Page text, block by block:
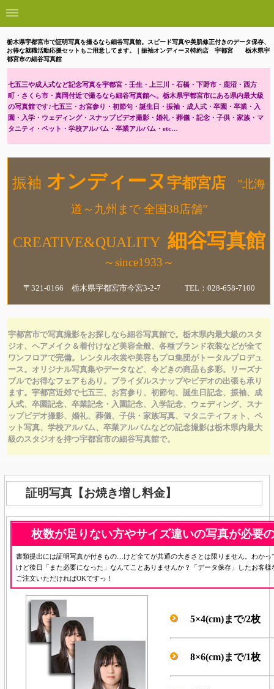
栃木県宇都宮市で証明写真を撮るなら細谷写真館。スピード写真や美肌修正付きのデータ保存、
お得な就職活動応援セットもご用意してます。｜振袖オンディーヌ特約店 宇都宮 栃木県宇
都宮市の細谷写真館
七五三や成人式など記念写真を宇都宮・壬生・上三川・石橋・下野市・鹿沼・西方
町・さくら市・真岡付近で撮るなら細谷写真館へ。栃木県宇都宮市にある県内最大級
の写真館です♪七五三・お宮参り・初節句・誕生日・振袖・成人式・卒園・卒業・入
園・入学・ウェディング・スナップビデオ撮影・婚礼・葬儀・記念・子供・家族・マ
タニティ・ペット・学校アルバム・卒業アルバム・etc…
振袖 オンディーヌ 宇都宮店 ”北海
道～九州まで 全国38店舗”
CREATIVE&QUALITY 細谷写真館
～since1933～
〒321-0166 栃木県宇都宮市今宮3-2-7 TEL：028-658-7100
宇都宮市で写真撮影をお探しなら細谷写真館で。栃木県内最大級のスタ
ジオ、ヘアメイク＆着付けなど美容全般、各種ブランド衣装などが全て
ワンフロアで完備。レンタル衣裳や美容もプロ集団がトータルプロデュ
ース。オリジナル写真集やデータなど、今どきの商品も多彩。リーズナ
ブルでお得なフェアもあり。ブライダルスナップやビデオの出張も承り
ます。宇都宮近郊で七五三、お宮参り、初節句、誕生日記念、振袖、成
人式、卒園記念、卒業記念・入園記念、入学記念、ウェディング、スナ
ップビデオ撮影、婚礼、葬儀、子供・家族写真、マタニティフォト、ペ
ット写真、学校アルバム、卒業アルバムなどの記念撮影は栃木県内最大
級のスタジオを持つ宇都宮市の細谷写真館で。
証明写真【お焼き増し料金】
枚数が足りない方やサイズ違いの写真が必要
書類提出には証明写真が付きもの…けど全てが共通の大きさとは限りません。わか
けど後日「また必要になった」なんてことありませんか？「データ保存」したお客
ご注文いただければOKですっ！
5×4(cm)まで/2枚
8×6(cm)まで/1枚